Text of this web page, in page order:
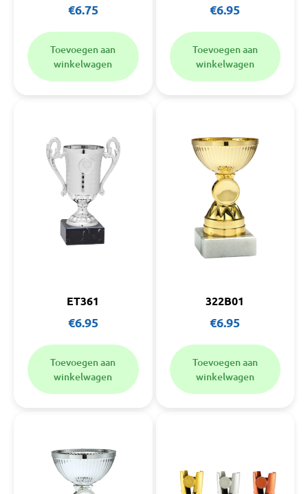
€6.75
Toevoegen aan
winkelwagen
€6.95
Toevoegen aan
winkelwagen
ET361
€6.95
Toevoegen aan
winkelwagen
322B01
€6.95
Toevoegen aan
winkelwagen